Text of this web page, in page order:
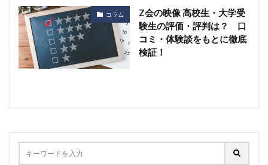
コラム
Z会の映像 高校生・大学受
験生の評価・評判は？ 口
コミ・体験談をもとに徹底
検証！